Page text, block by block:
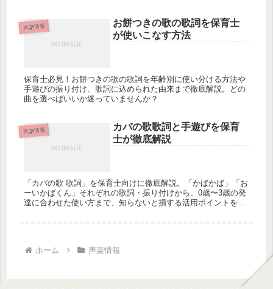
声楽情報
お餅つきの歌の歌詞を保育士
が使いこなす方法
保育士必見！お餅つきの歌の歌詞を年齢別に使い分ける方法や
手遊びの振り付け、歌詞に込められた由来まで徹底解説。どの
曲を選べばいいか迷っていませんか？
声楽情報
カバの歌歌詞と手遊びを保育
士が徹底解説
「カバの歌 歌詞」を保育士向けに徹底解説。「かばかば」「お
ーいかばくん」それぞれの歌詞・振り付けから、0歳〜3歳の発
達に合わせた使い方まで、知らないと損する活用ポイントを紹
ホーム 声楽情報